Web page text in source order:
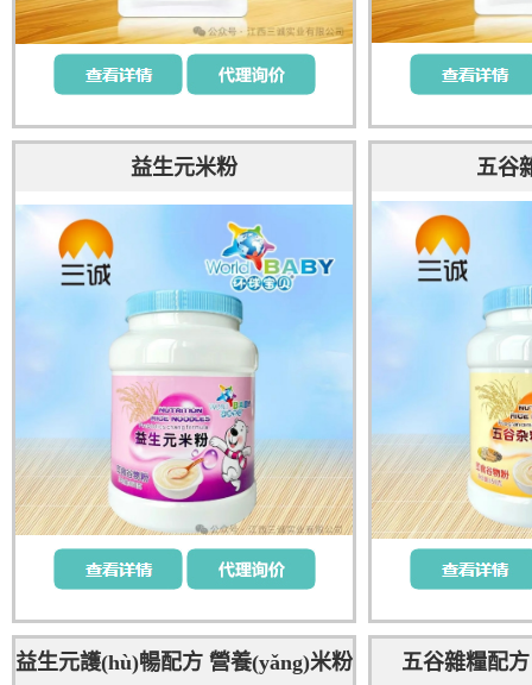
益生元米粉 五谷
益生元護(hù)暢配方 營養(yǎng)米粉 五谷雜糧配